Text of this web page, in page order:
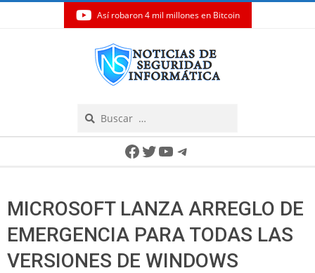
Así robaron 4 mil millones en Bitcoin
Facebook
Twitter
YouTube
Telegram
MICROSOFT LANZA ARREGLO DE
EMERGENCIA PARA TODAS LAS
VERSIONES DE WINDOWS